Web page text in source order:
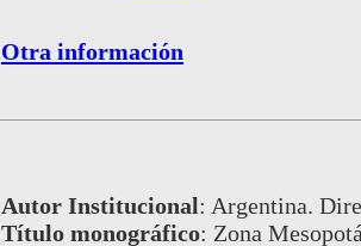
Otra información
Autor Institucional: Argentina.
Título monográfico: Zona